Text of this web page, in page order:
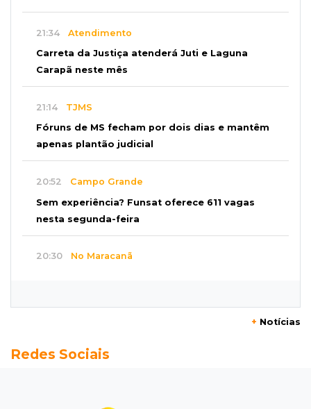
21:34 Atendimento
Carreta da Justiça atenderá Juti e Laguna
Carapã neste mês
21:14 TJMS
Fóruns de MS fecham por dois dias e mantêm
apenas plantão judicial
20:52 Campo Grande
Sem experiência? Funsat oferece 611 vagas
nesta segunda-feira
20:30 No Maracanã
Seleções em MS têm salários de até R$ 8,2 mil;
Jardim Itatiaia
+ Notícias
Redes Sociais